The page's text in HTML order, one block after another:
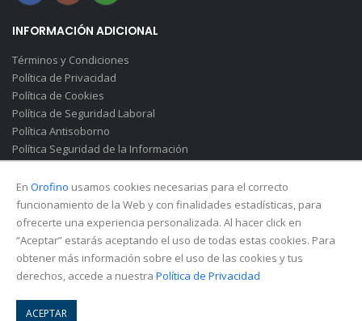
INFORMACIÓN ADICIONAL
Términos y Condiciones
Política de Privacidad
Política de Cookies
Política de Seguridad Laboral
Política Antisoborno
Política Seguridad de la Información
Canal de Denuncias(Soborno)
© Copyright 2026. All Rights Reserved.
En Orofino usamos cookies necesarias para el correcto
funcionamiento de la Web y con finalidades estadísticas, para
ofrecerte una experiencia personalizada. Al hacer click en
“Aceptar” estarás aceptando el uso de todas estas cookies. Para
obtener más información sobre el uso de las cookies y tus
derechos, accede a nuestra Política de Privacidad
ACEPTAR